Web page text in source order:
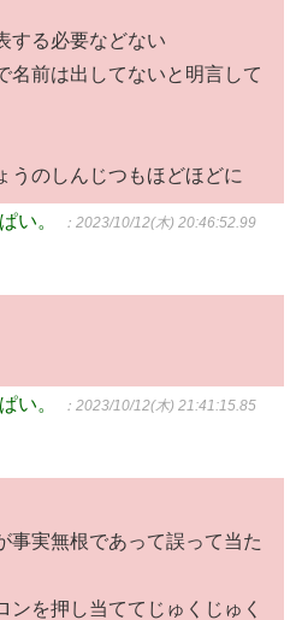
する必要などない
名前は出してないと明言して
うのしんじつもほどほどに
い。 ：2023/10/12(木) 20:46:52.99
い。 ：2023/10/12(木) 21:41:15.85
事実無根であって誤って当た
ンを押し当ててじゅくじゅく